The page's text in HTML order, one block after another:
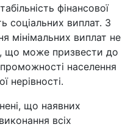
фінансової
соціальних виплат. З
мінімальних виплат не
що може призвести до
населення
нерівності.
що наявних
всіх